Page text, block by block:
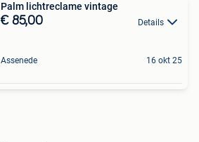
Palm lichtreclame vintage
€ 85,00 Details
Assenede 16 okt 25